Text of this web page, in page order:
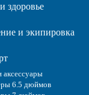
здоровье
и экипировка
аксессуары
6.5 дюймов